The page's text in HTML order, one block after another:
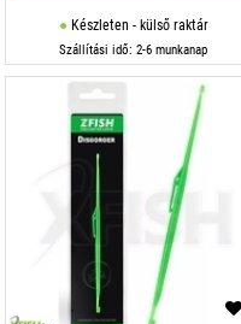
Készleten - külső raktár
Szállítási idő: 2-6 munkanap